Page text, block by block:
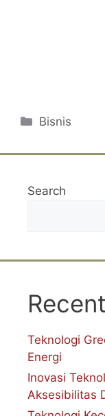
Categories
Bisnis
Search
Teknologi
Energi
Inovasi
Aksesibilitas